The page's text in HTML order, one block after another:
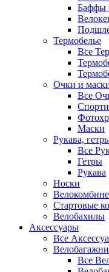
Баффы
Термобелье
Все
Очки и
Все
Маски
Рукава,
Все
Гетры
Рукава
Носки
Стартовые
Велобахилы
Аксессуары
Все
Все